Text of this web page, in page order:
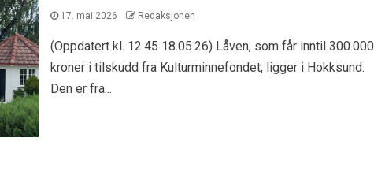
17. mai 2026 Redaksjonen
(Oppdatert kl. 12.45 18.05.26) Låven, som får inntil 300.000
kroner i tilskudd fra Kulturminnefondet, ligger i Hokksund.
Den er fra...